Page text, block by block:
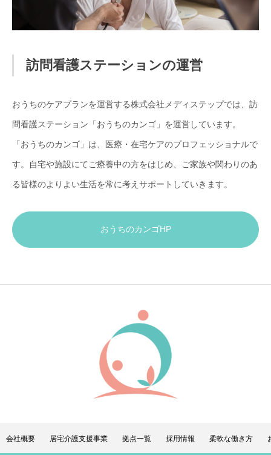
訪問看護ステーションの運営
おうちのケアプランを運営する株式会社メディステップでは、訪
問看護ステーション「おうちのカンゴ」を運営しています。
「おうちのカンゴ」は、医療・在宅ケアのプロフェッショナルで
す。自宅や施設にてご療養中の方をはじめ、ご家族や関わりのあ
る皆様のよりよい生活を常に考えサポートしていきます。
おうちのカンゴHP
会社概要 居宅介護支援事業 拠点一覧 採用情報 柔軟な働き方